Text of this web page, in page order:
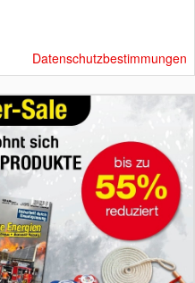
Datenschutzbestimmungen